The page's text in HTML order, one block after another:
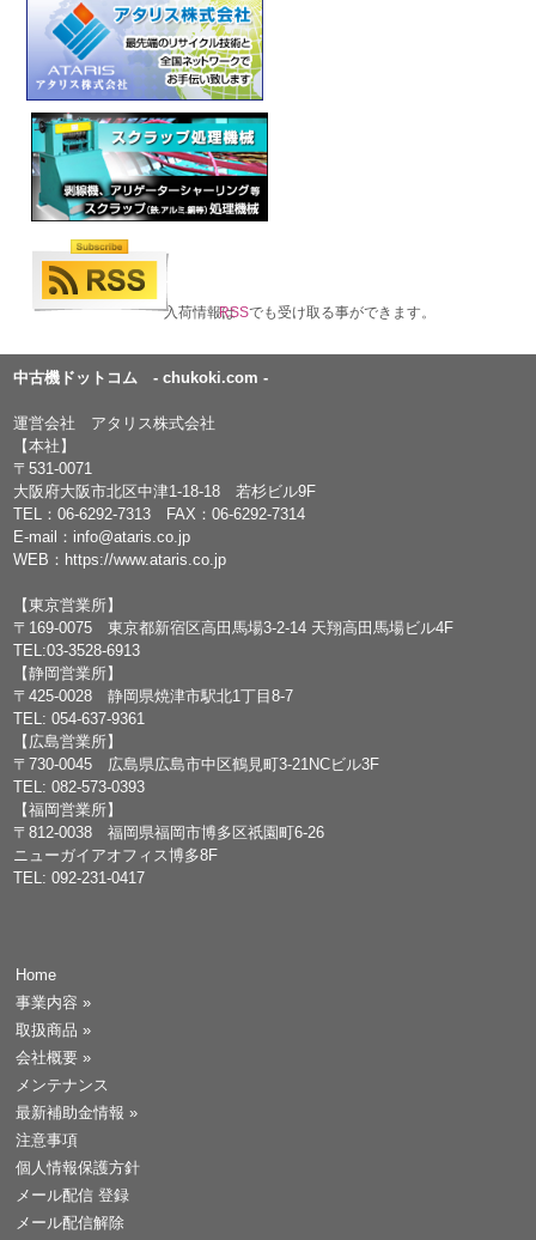
入荷情報はRSSでも受け取る事ができます。
中古機ドットコム - chukoki.com -
運営会社 アタリス株式会社
【本社】
〒531-0071
大阪府大阪市北区中津1-18-18 若杉ビル9F
TEL：06-6292-7313 FAX：06-6292-7314
E-mail： info@ataris.co.jp
WEB： https://www.ataris.co.jp
【東京営業所】
〒169-0075 東京都新宿区高田馬場3-2-14 天翔高田馬場ビル4F
TEL:03-3528-6913
【静岡営業所】
〒425-0028 静岡県焼津市駅北1丁目8-7
TEL: 054-637-9361
【広島営業所】
〒730-0045 広島県広島市中区鶴見町3-21NCビル3F
TEL: 082-573-0393
【福岡営業所】
〒812-0038 福岡県福岡市博多区祇園町6-26
ニューガイアオフィス博多8F
TEL: 092-231-0417
Home
事業内容 »
取扱商品 »
会社概要 »
メンテナンス
最新補助金情報 »
注意事項
個人情報保護方針
メール配信 登録
メール配信解除